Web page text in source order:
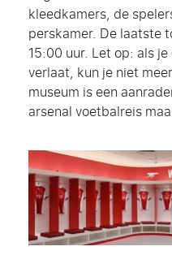
kleedkamers, de
perskamer. De laatste
15:00 uur. Let op: als
verlaat, kun je niet
museum is een
arsenal voetbalreis